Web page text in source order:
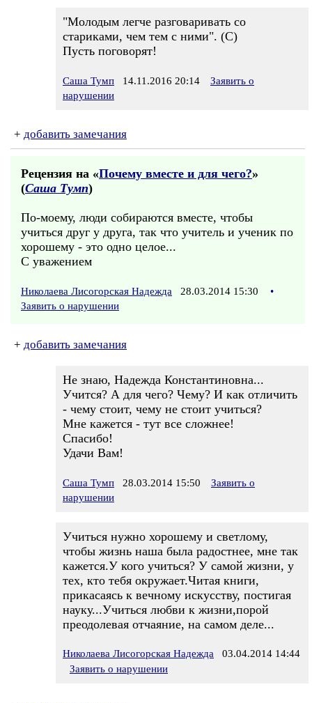
"Молодым легче разговаривать со
стариками, чем тем с ними". (С)
Пусть поговорят!
Саша Тумп 14.11.2016 20:14
Заявить о
нарушении
+ добавить замечания
Рецензия на «Почему вместе и для чего?»
(Саша Тумп)
По-моему, люди собираются вместе, чтобы
учиться друг у друга, так что учитель и ученик по
хорошему - это одно целое...
С уважением
Николаева Лисогорская Надежда 28.03.2014 15:30
•
Заявить о нарушении
+ добавить замечания
Не знаю, Надежда Константиновна...
Учится? А для чего? Чему? И как отличить
- чему стоит, чему не стоит учиться?
Мне кажется - тут все сложнее!
Спасибо!
Удачи Вам!
Саша Тумп 28.03.2014 15:50
Заявить о
нарушении
Учиться нужно хорошему и светлому,
чтобы жизнь наша была радостнее, мне так
кажется.У кого учиться? У самой жизни, у
тех, кто тебя окружает.Читая книги,
прикасаясь к вечному искусству, постигая
науку...Учиться любви к жизни,порой
преодолевая отчаяние, на самом деле...
Николаева Лисогорская Надежда 03.04.2014 14:44
Заявить о нарушении